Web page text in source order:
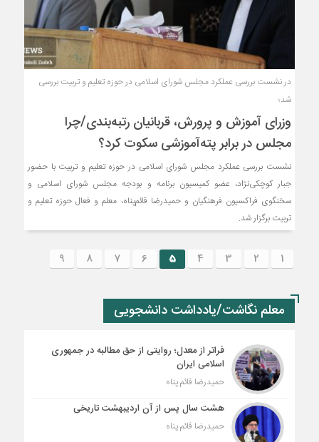
در نشست بررسی عملکرد مجلس شورای اسلامی در حوزه تعلیم و تربیت بررسی
شد؛
وزراى آموزش و پرورش، قربانیان رتبه‌بندى/چرا
مجلس در برابر پته‌آموزشی سکوت کرد؟
نشست بررسى عملكرد مجلس شوراى اسلامى در حوزه تعليم و تربيت با حضور
جبار کوچکی‌نژاد، عضو کمیسیون برنامه و بودجه مجلس شورای اسلامی و
سخنگوی فراکسیون فرهنگیان و حمیدرضا قائم‌پناه، معلم و فعال حوزه تعلیم و
تربیت برگزار شد.
1
2
3
4
5
6
7
8
9
معلم نگاشت/یادداشت دانشجویی
فراتر از معدل؛ روایتی از حق مطالبه در جمهوری
اسلامی ایران
حمیدرضا قائم پناه
هشت سال پس از آن اردیبهشت تاریخی
حمیدرضا قائم پناه